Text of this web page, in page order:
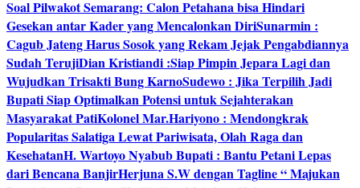
Soal Pilwakot Semarang: Calon Petahana bisa Hindari
Gesekan antar Kader yang Mencalonkan DiriSunarmin :
Cagub Jateng Harus Sosok yang Rekam Jejak Pengabdiannya
Sudah TerujiDian Kristiandi :Siap Pimpin Jepara Lagi dan
Wujudkan Trisakti Bung KarnoSudewo : Jika Terpilih Jadi
Bupati Siap Optimalkan Potensi untuk Sejahterakan
Masyarakat PatiKolonel Mar.Hariyono : Mendongkrak
Popularitas Salatiga Lewat Pariwisata, Olah Raga dan
KesehatanH. Wartoyo Nyabub Bupati : Bantu Petani Lepas
dari Bencana BanjirHerjuna S.W dengan Tagline “ Majukan